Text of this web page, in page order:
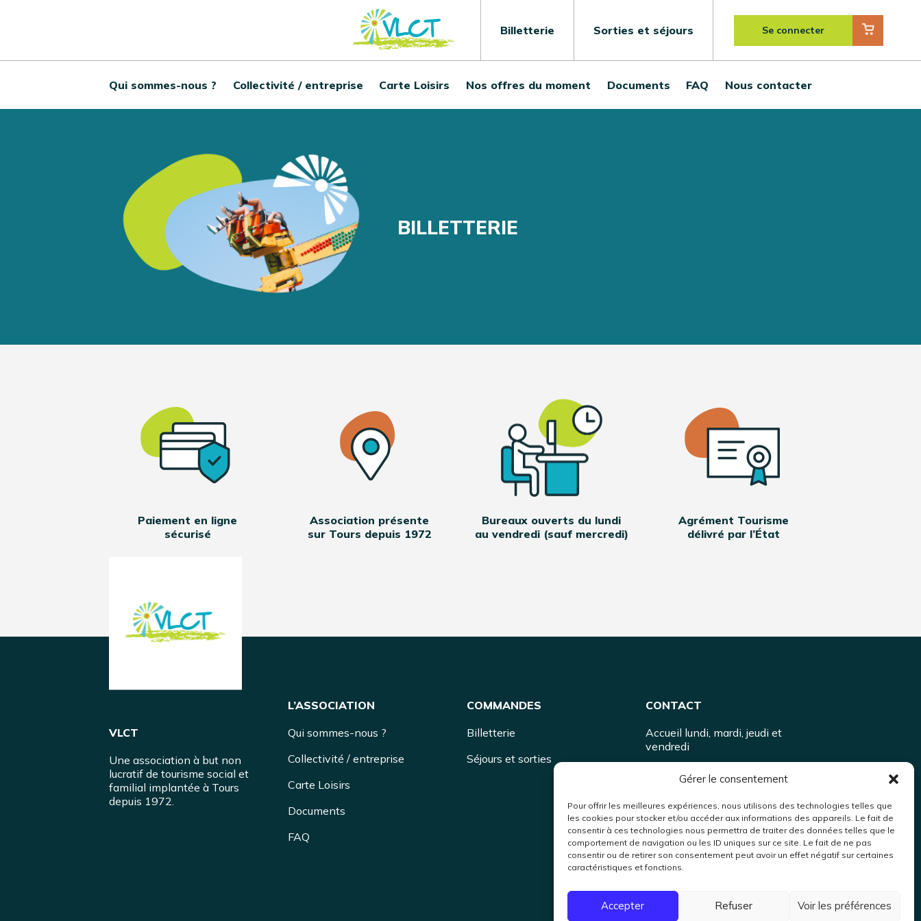
Gérer le consentement
Pour offrir les meilleures expériences, nous utilisons des technologies telles que
les cookies pour stocker et/ou accéder aux informations des appareils. Le fait de
consentir à ces technologies nous permettra de traiter des données telles que le
comportement de navigation ou les ID uniques sur ce site. Le fait de ne pas
consentir ou de retirer son consentement peut avoir un effet négatif sur certaines
caractéristiques et fonctions.
Accepter Refuser Voir les préférences
Billetterie Sorties et séjours Se connecter
Qui sommes-nous ? Collectivité / entreprise Carte Loisirs Nos offres du moment Documents FAQ Nous contacter
BILLETTERIE
Paiement en ligne
sécurisé
Association présente
sur Tours depuis 1972
Bureaux ouverts du lundi
au vendredi (sauf mercredi)
Agrément Tourisme
délivré par l’État
VLCT
Une association à but non
lucratif de tourisme social et
familial implantée à Tours
depuis 1972.
L’ASSOCIATION
Qui sommes-nous ?
Collectivité / entreprise
Carte Loisirs
Documents
FAQ
COMMANDES
Billetterie
Séjours et sorties
CONTACT
Accueil lundi, mardi, jeudi et
vendredi
37550SAINT AVERTIN
02 47 20 96 36
contact@vlct.fr